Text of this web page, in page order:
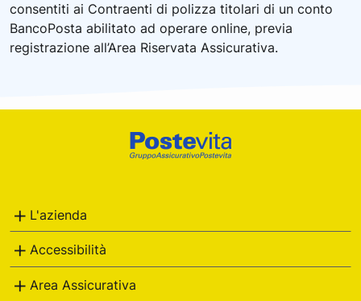
consentiti ai Contraenti di polizza titolari di un conto
BancoPosta abilitato ad operare online, previa
registrazione all’Area Riservata Assicurativa.
L'azienda
Accessibilità
Area Assicurativa